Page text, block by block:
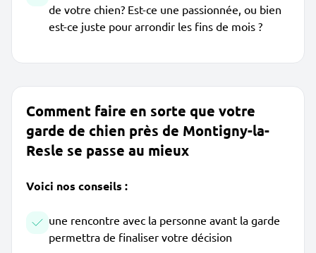
de votre chien? Est-ce une passionnée, ou bien
est-ce juste pour arrondir les fins de mois ?
Comment faire en sorte que votre
garde de chien près de Montigny-la-
Resle se passe au mieux
Voici nos conseils :
une rencontre avec la personne avant la garde
permettra de finaliser votre décision